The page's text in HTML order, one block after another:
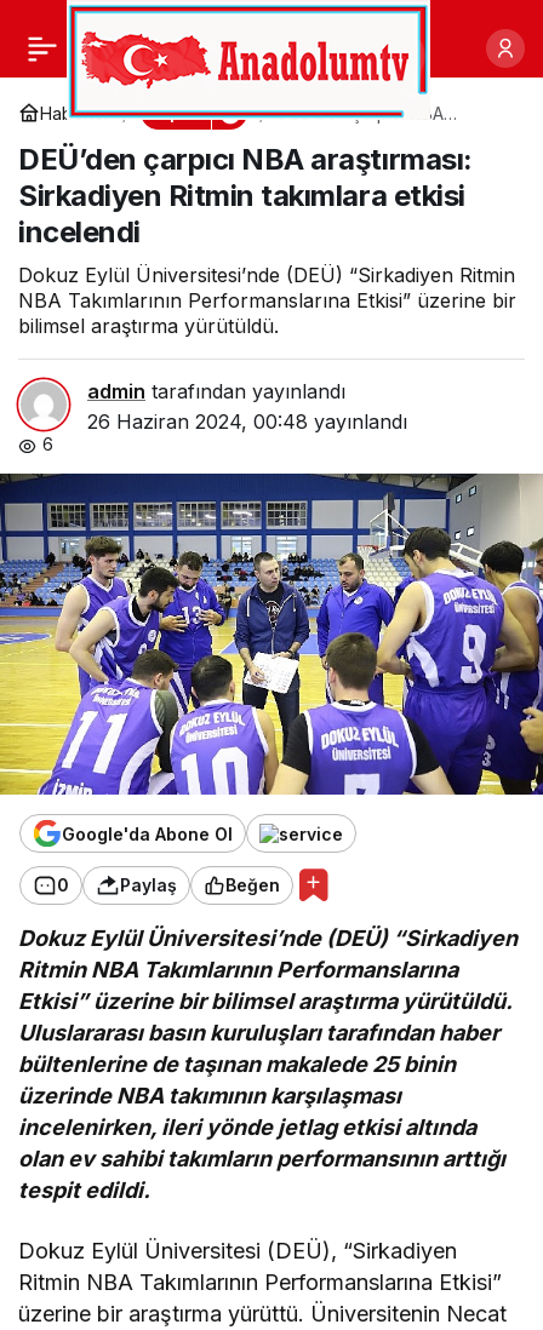
Haberler Spor
DEÜ’den çarpıcı NBA
takımlara etkisi incelendi
DEÜ’den çarpıcı NBA araştırması:
Sirkadiyen Ritmin takımlara etkisi
incelendi
Dokuz Eylül Üniversitesi’nde (DEÜ) “Sirkadiyen Ritmin
NBA Takımlarının Performanslarına Etkisi” üzerine bir
bilimsel araştırma yürütüldü.
admin tarafından yayınlandı
26 Haziran 2024, 00:48 yayınlandı
6
Google'da Abone Ol
0 Paylaş Beğen
Dokuz Eylül Üniversitesi’nde (DEÜ) “Sirkadiyen
Ritmin NBA Takımlarının Performanslarına
Etkisi” üzerine bir bilimsel araştırma yürütüldü.
Uluslararası basın kuruluşları tarafından haber
bültenlerine de taşınan makalede 25 binin
üzerinde NBA takımının karşılaşması
incelenirken, ileri yönde jetlag etkisi altında
olan ev sahibi takımların performansının arttığı
tespit edildi.
Dokuz Eylül Üniversitesi (DEÜ), “Sirkadiyen
Ritmin NBA Takımlarının Performanslarına Etkisi”
üzerine bir araştırma yürüttü. Üniversitenin Necat
İnegöl Kent Meydanında
Milli Tribün Kuruluyor
Paylaş